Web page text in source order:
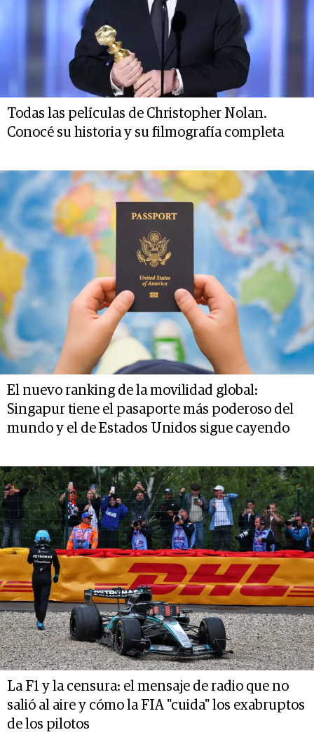
Todas las películas de Christopher Nolan.
Conocé su historia y su filmografía completa
El nuevo ranking de la movilidad global:
Singapur tiene el pasaporte más poderoso del
mundo y el de Estados Unidos sigue cayendo
La F1 y la censura: el mensaje de radio que no
salió al aire y cómo la FIA "cuida" los exabruptos
de los pilotos